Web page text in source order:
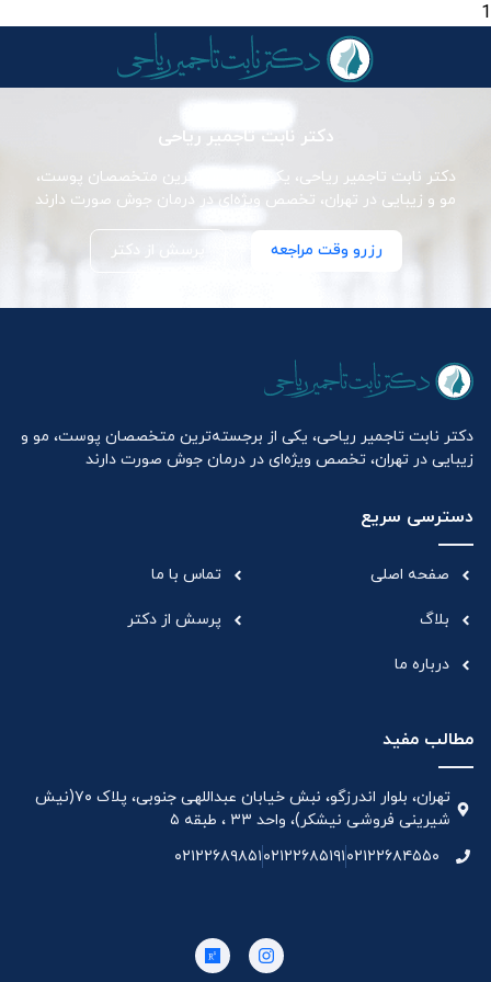
1
دکتر نابت تاجمیر ریاحی
دکتر نابت تاجمیر ریاحی، یکی از برجسته‌ترین متخصصان پوست،
مو و زیبایی در تهران، تخصص ویژه‌ای در درمان جوش صورت دارند
رزرو وقت مراجعه پرسش از دکتر
دکتر نابت تاجمیر ریاحی، یکی از برجسته‌ترین متخصصان پوست، مو و
زیبایی در تهران، تخصص ویژه‌ای در درمان جوش صورت دارند
دسترسی سریع
صفحه اصلی
بلاگ
درباره ما
تماس با ما
پرسش از دکتر
مطالب مفید
تهران، بلوار اندرزگو، نبش خیابان عبداللهی جنوبی، پلاک ۷۰(نیش
شیرینی فروشی نیشکر)، واحد ۳۳ ، طبقه ۵
۰۲۱۲۲۶۸۴۵۵۰۰۲۱۲۲۶۸۵۱۹۱۰۲۱۲۲۶۸۹۸۵۱